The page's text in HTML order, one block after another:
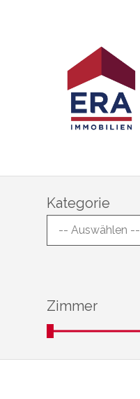
Kategorie
-- Auswählen --
Zimmer